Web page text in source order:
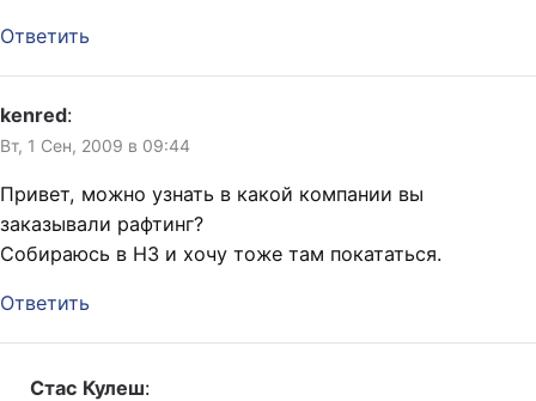
Ответить
kenred:
Вт, 1 Сен, 2009 в 09:44
Привет, можно узнать в какой компании вы
заказывали рафтинг?
Собираюсь в НЗ и хочу тоже там покататься.
Ответить
Стас Кулеш: